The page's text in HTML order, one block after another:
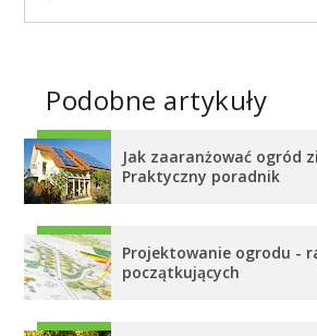
Podobne artykuły
Jak zaaranżować ogród
Praktyczny poradnik
Projektowanie ogrodu -
początkujących